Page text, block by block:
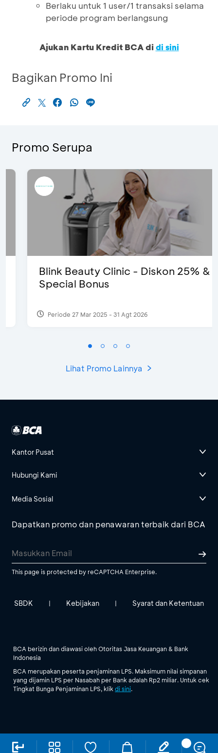
Berlaku untuk 1 user/1 transaksi selama
periode program berlangsung
Ajukan Kartu Kredit BCA didi sini
Bagikan Promo Ini
Promo Serupa
Blink Beauty Clinic - Diskon 25% &
Special Bonus
Periode 27 Mar 2025 - 31 Agt 2026
Lihat Promo Lainnya
Kantor Pusat
Hubungi Kami
Media Sosial
Dapatkan promo dan penawaran terbaik dari BCA
This page is protected by reCAPTCHA Enterprise.
SBDK | Kebijakan | Syarat dan Ketentuan
BCA berizin dan diawasi oleh Otoritas Jasa Keuangan & Bank
Indonesia
BCA merupakan peserta penjaminan LPS. Maksimum nilai simpanan
yang dijamin LPS per Nasabah per Bank adalah Rp2 miliar. Untuk cek
Tingkat Bunga Penjaminan LPS, klik di sini.